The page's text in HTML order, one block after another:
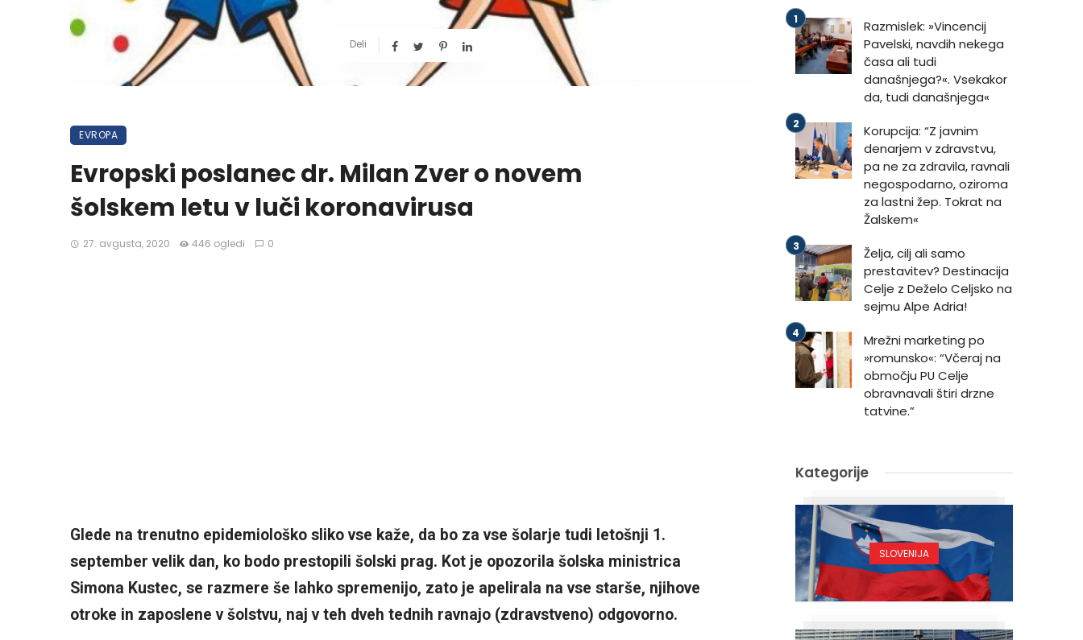
Deli
EVROPA
Evropski poslanec dr. Milan Zver o novem
šolskem letu v luči koronavirusa
27. avgusta, 2020 446 ogledi 0
Glede na trenutno epidemiološko sliko vse kaže, da bo za vse šolarje tudi letošnji 1.
september velik dan, ko bodo prestopili šolski prag. Kot je opozorila šolska ministrica
Simona Kustec, se razmere še lahko spremenijo, zato je apelirala na vse starše, njihove
otroke in zaposlene v šolstvu, naj v teh dveh tednih ravnajo (zdravstveno) odgovorno.
Razmislek: »Vincencij
Pavelski, navdih nekega
časa ali tudi
današnjega?«. Vsekakor
da, tudi današnjega«
Korupcija: “Z javnim
denarjem v zdravstvu,
pa ne za zdravila, ravnali
negospodarno, oziroma
za lastni žep. Tokrat na
Žalskem«
Želja, cilj ali samo
prestavitev? Destinacija
Celje z Deželo Celjsko na
sejmu Alpe Adria!
Mrežni marketing po
»romunsko«: “Včeraj na
območju PU Celje
obravnavali štiri drzne
tatvine.”
Kategorije
SLOVENIJA